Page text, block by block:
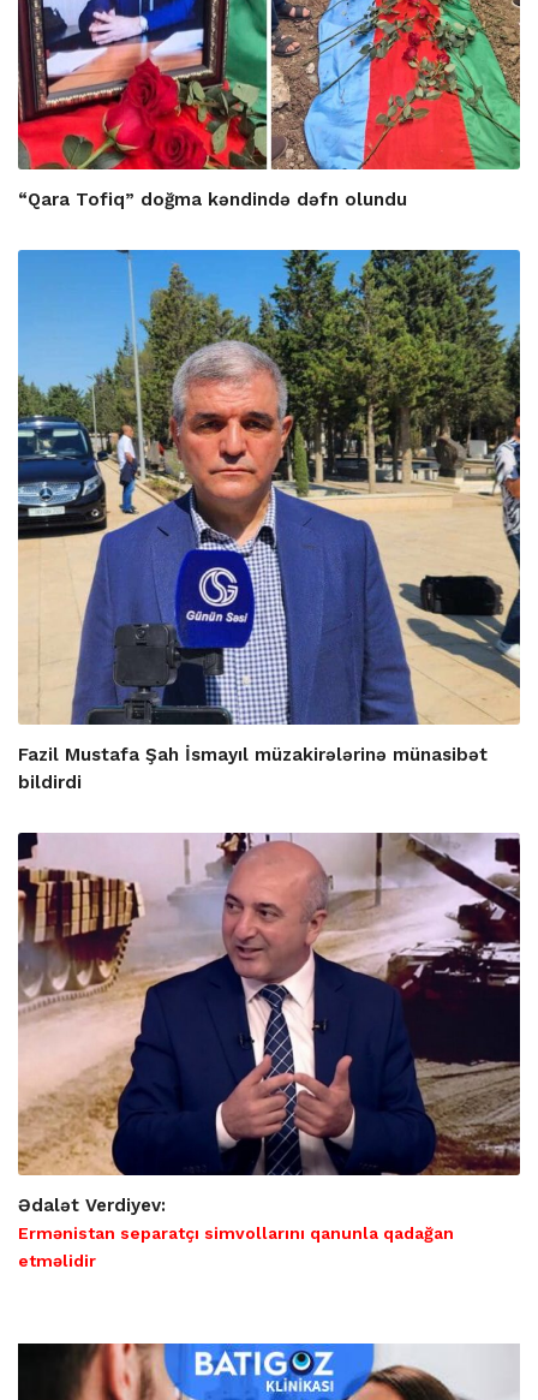
“Qara Tofiq” doğma kəndində dəfn olundu
Fazil Mustafa Şah İsmayıl müzakirələrinə münasibət
bildirdi
Ədalət Verdiyev:
Ermənistan separatçı simvollarını qanunla qadağan
etməlidir